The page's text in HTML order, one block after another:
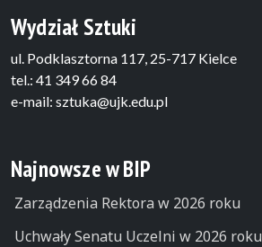
Wydział Sztuki
ul. Podklasztorna 117, 25-717 Kielce
tel.: 41 349 66 84
e-mail: sztuka@ujk.edu.pl
Najnowsze w BIP
Zarządzenia Rektora w 2026 roku
Uchwały Senatu Uczelni w 2026 roku